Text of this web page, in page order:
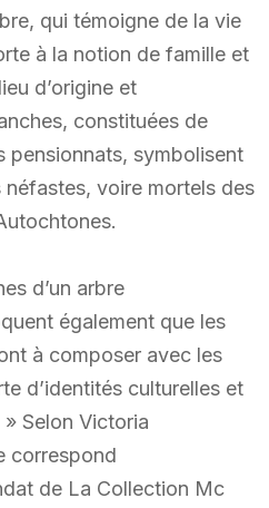
qui témoigne de la vie
à la notion de famille et
d’origine et
constituées de
pensionnats, symbolisent
voire mortels des
d’un arbre
également que les
à composer avec les
d’identités culturelles et
Selon Victoria
correspond
de La Collection Mc